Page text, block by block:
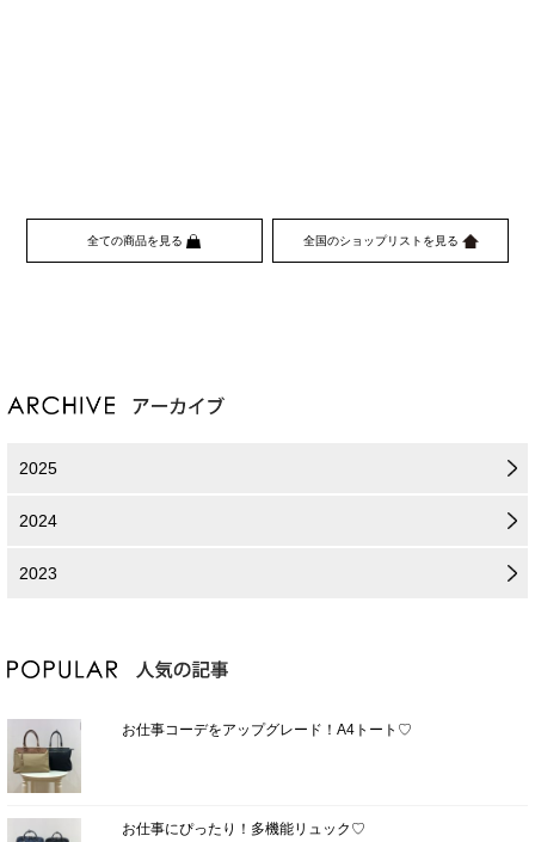
全ての商品を見る 全国のショップリストを見る
2025
2024
2023
お仕事コーデをアップグレード！A4トート♡
お仕事にぴったり！多機能リュック♡